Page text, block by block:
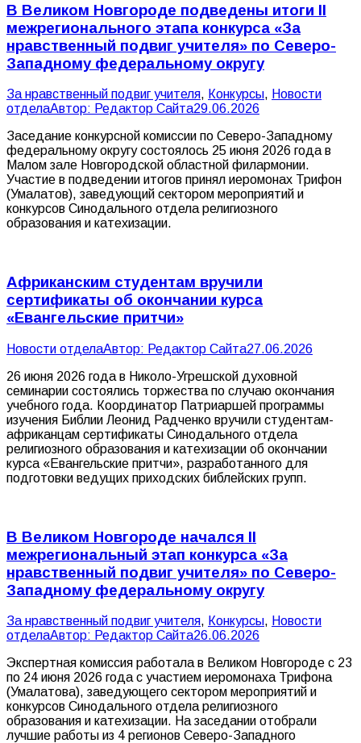
В Великом Новгороде подведены итоги II
межрегионального этапа конкурса «За
нравственный подвиг учителя» по Северо-
Западному федеральному округу
За нравственный подвиг учителя, Конкурсы, Новости
отделаАвтор: Редактор Сайта29.06.2026
Заседание конкурсной комиссии по Северо-Западному
федеральному округу состоялось 25 июня 2026 года в
Малом зале Новгородской областной филармонии.
Участие в подведении итогов принял иеромонах Трифон
(Умалатов), заведующий сектором мероприятий и
конкурсов Синодального отдела религиозного
образования и катехизации.
Африканским студентам вручили
сертификаты об окончании курса
«Евангельские притчи»
Новости отделаАвтор: Редактор Сайта27.06.2026
26 июня 2026 года в Николо-Угрешской духовной
семинарии состоялись торжества по случаю окончания
учебного года. Координатор Патриаршей программы
изучения Библии Леонид Радченко вручили студентам-
африканцам сертификаты Синодального отдела
религиозного образования и катехизации об окончании
курса «Евангельские притчи», разработанного для
подготовки ведущих приходских библейских групп.
В Великом Новгороде начался II
межрегиональный этап конкурса «За
нравственный подвиг учителя» по Северо-
Западному федеральному округу
За нравственный подвиг учителя, Конкурсы, Новости
отделаАвтор: Редактор Сайта26.06.2026
Экспертная комиссия работала в Великом Новгороде с 23
по 24 июня 2026 года с участием иеромонаха Трифона
(Умалатова), заведующего сектором мероприятий и
конкурсов Синодального отдела религиозного
образования и катехизации. На заседании отобрали
лучшие работы из 4 регионов Северо-Западного